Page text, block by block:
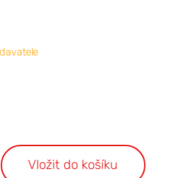
Vložit do košíku